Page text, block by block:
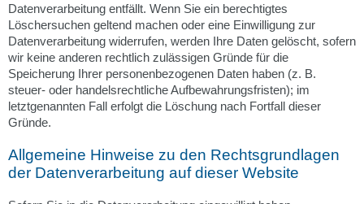
Datenverarbeitung entfällt. Wenn Sie ein berechtigtes
Löschersuchen geltend machen oder eine Einwilligung zur
Datenverarbeitung widerrufen, werden Ihre Daten gelöscht, sofern
wir keine anderen rechtlich zulässigen Gründe für die
Speicherung Ihrer personenbezogenen Daten haben (z. B.
steuer- oder handelsrechtliche Aufbewahrungsfristen); im
letztgenannten Fall erfolgt die Löschung nach Fortfall dieser
Gründe.
Allgemeine Hinweise zu den Rechtsgrundlagen
der Datenverarbeitung auf dieser Website